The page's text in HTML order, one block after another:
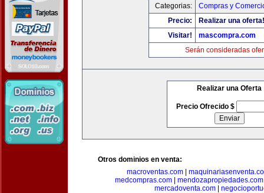
Categorias:
Compras y
Precio:
Realizar una oferta!
Visitar!
mascompra.com
Serán consideradas
Realizar una Oferta
Precio Ofrecido $
Otros dominios en venta:
macroventas.com
medcompras.com| mendozapropiedades.com
mercadoventa.com